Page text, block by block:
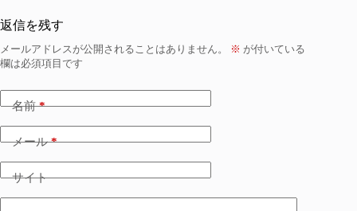
返信を残す
メールアドレスが公開されることはありません。 ※ が付いている
欄は必須項目です
名前*
メール*
サイト